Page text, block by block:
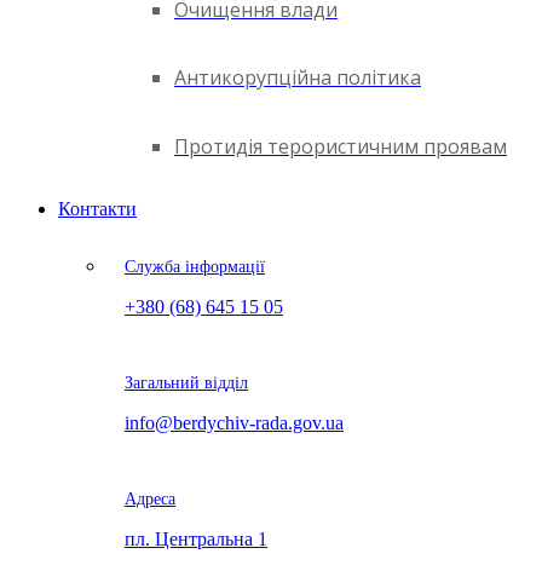
Очищення влади
Антикорупційна політика
Протидія терористичним проявам
Контакти
Служба інформації
+380 (68) 645 15 05
Загальний відділ
info@berdychiv-rada.gov.ua
Адреса
пл. Центральна 1